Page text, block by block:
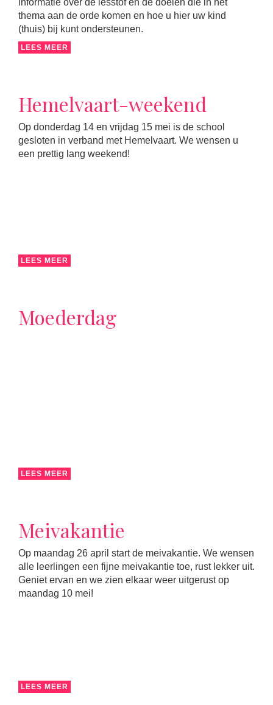
informatie over de lesstof en de doelen die in het
thema aan de orde komen en hoe u hier uw kind
(thuis) bij kunt ondersteunen.
LEES MEER
Hemelvaart-weekend
Op donderdag 14 en vrijdag 15 mei is de school
gesloten in verband met Hemelvaart. We wensen u
een prettig lang weekend!
LEES MEER
Moederdag
LEES MEER
Meivakantie
Op maandag 26 april start de meivakantie. We wensen
alle leerlingen een fijne meivakantie toe, rust lekker uit.
Geniet ervan en we zien elkaar weer uitgerust op
maandag 10 mei!
LEES MEER